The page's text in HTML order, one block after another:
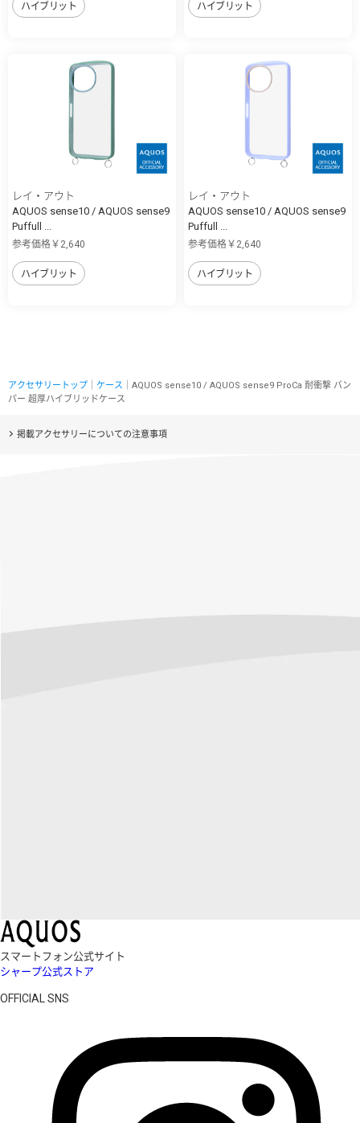
ハイブリット ハイブリット
レイ・アウト
AQUOS sense10 / AQUOS sense9
Puffull ...
参考価格￥2,640
ハイブリット
レイ・アウト
AQUOS sense10 / AQUOS sense9
Puffull ...
参考価格￥2,640
ハイブリット
アクセサリートップ ケース ｜AQUOS sense10 / AQUOS sense9 ProCa 耐衝撃 バン
パー 超厚ハイブリッドケース
掲載アクセサリーについての注意事項
スマートフォン公式サイト
シャープ公式ストア
OFFICIAL SNS